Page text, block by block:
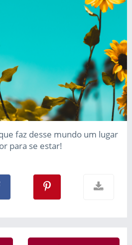
faz desse mundo um lugar
para se estar!